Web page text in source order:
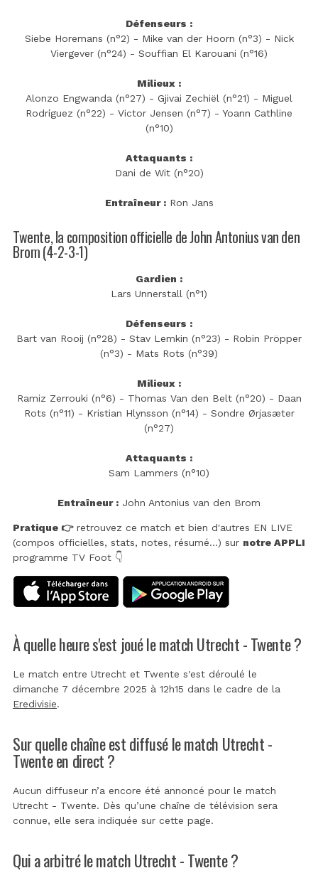
Défenseurs :
Siebe Horemans (n°2) - Mike van der Hoorn (n°3) - Nick
Viergever (n°24) - Souffian El Karouani (n°16)
Milieux :
Alonzo Engwanda (n°27) - Gjivai Zechiël (n°21) - Miguel
Rodríguez (n°22) - Victor Jensen (n°7) - Yoann Cathline
(n°10)
Attaquants :
Dani de Wit (n°20)
Entraîneur :Ron Jans
Twente, la composition officielle de John Antonius van den
Brom (4-2-3-1)
Gardien :
Lars Unnerstall (n°1)
Défenseurs :
Bart van Rooij (n°28) - Stav Lemkin (n°23) - Robin Pröpper
(n°3) - Mats Rots (n°39)
Milieux :
Ramiz Zerrouki (n°6) - Thomas Van den Belt (n°20) - Daan
Rots (n°11) - Kristian Hlynsson (n°14) - Sondre Ørjasæter
(n°27)
Attaquants :
Sam Lammers (n°10)
Entraîneur : John Antonius van den Brom
Pratique 👉retrouvez ce match et bien d'autres EN LIVE
(compos officielles, stats, notes, résumé...) sur notre APPLI
programme TV Foot 👇
À quelle heure s'est joué le match Utrecht - Twente ?
Le match entre Utrecht et Twente s'est déroulé le
dimanche 7 décembre 2025 à 12h15 dans le cadre de la
Eredivisie.
Sur quelle chaîne est diffusé le match Utrecht -
Twente en direct ?
Aucun diffuseur n’a encore été annoncé pour le match
Utrecht - Twente. Dès qu’une chaîne de télévision sera
connue, elle sera indiquée sur cette page.
Qui a arbitré le match Utrecht - Twente ?